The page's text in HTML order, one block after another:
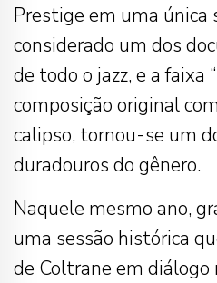
Prestige em uma única
considerado um dos
de todo o jazz, e a faixa
composição original
calipso, tornou-se um
duradouros do gênero.
Naquele mesmo ano,
uma sessão histórica
de Coltrane em